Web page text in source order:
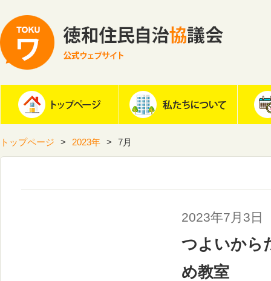
トップページ 2023年 7月
2023年7月3日
つよいから
め教室